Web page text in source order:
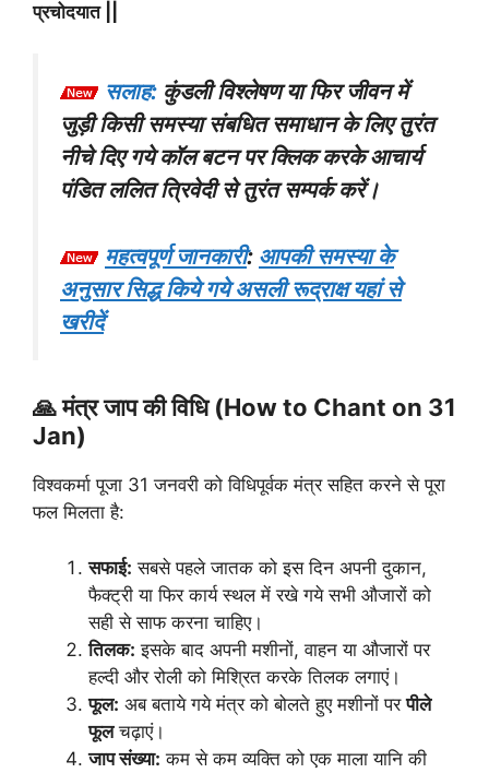
प्रचोदयात
सलाह: कुंडली विश्लेषण या फिर जीवन में
जुड़ी किसी समस्या संबधित समाधान के लिए तुरंत
नीचे दिए गये कॉल बटन पर क्लिक करके आचार्य
पंडित ललित त्रिवेदी से तुरंत सम्पर्क करें।
महत्वपूर्ण जानकारी: आपकी समस्या के
अनुसार सिद्ध किये गये असली रूद्राक्ष यहां से
खरीदें
🙏 मंत्र जाप की विधि (How to Chant on 31
Jan)
विश्वकर्मा पूजा 31 जनवरी को विधिपूर्वक मंत्र सहित करने से पूरा
फल मिलता है:
सफाई: सबसे पहले जातक को इस दिन अपनी दुकान,
फैक्ट्री या फिर कार्य स्थल में रखे गये सभी औजारों को
सही से साफ करना चाहिए।
तिलक: इसके बाद अपनी मशीनों, वाहन या औजारों पर
हल्दी और रोली को मिश्रित करके तिलक लगाएं।
फूल: अब बताये गये मंत्र को बोलते हुए मशीनों परपीले
फूलचढ़ाएं।
जाप संख्या: कम से कम व्यक्ति को एक माला यानि की